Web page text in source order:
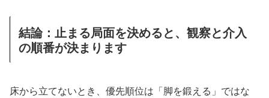
結論：止まる局面を決めると、観察と介入
の順番が決まります
床から立てないとき、優先順位は「脚を鍛える」ではな